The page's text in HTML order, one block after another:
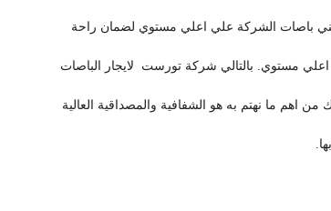
ميني باصات الشركة علي اعلي مستوي لضمان راحة
مستوي. بالتالي شركة تورست لايجار الباصات
اهم ما نهتم به هو الشفافية والمصداقية العالية